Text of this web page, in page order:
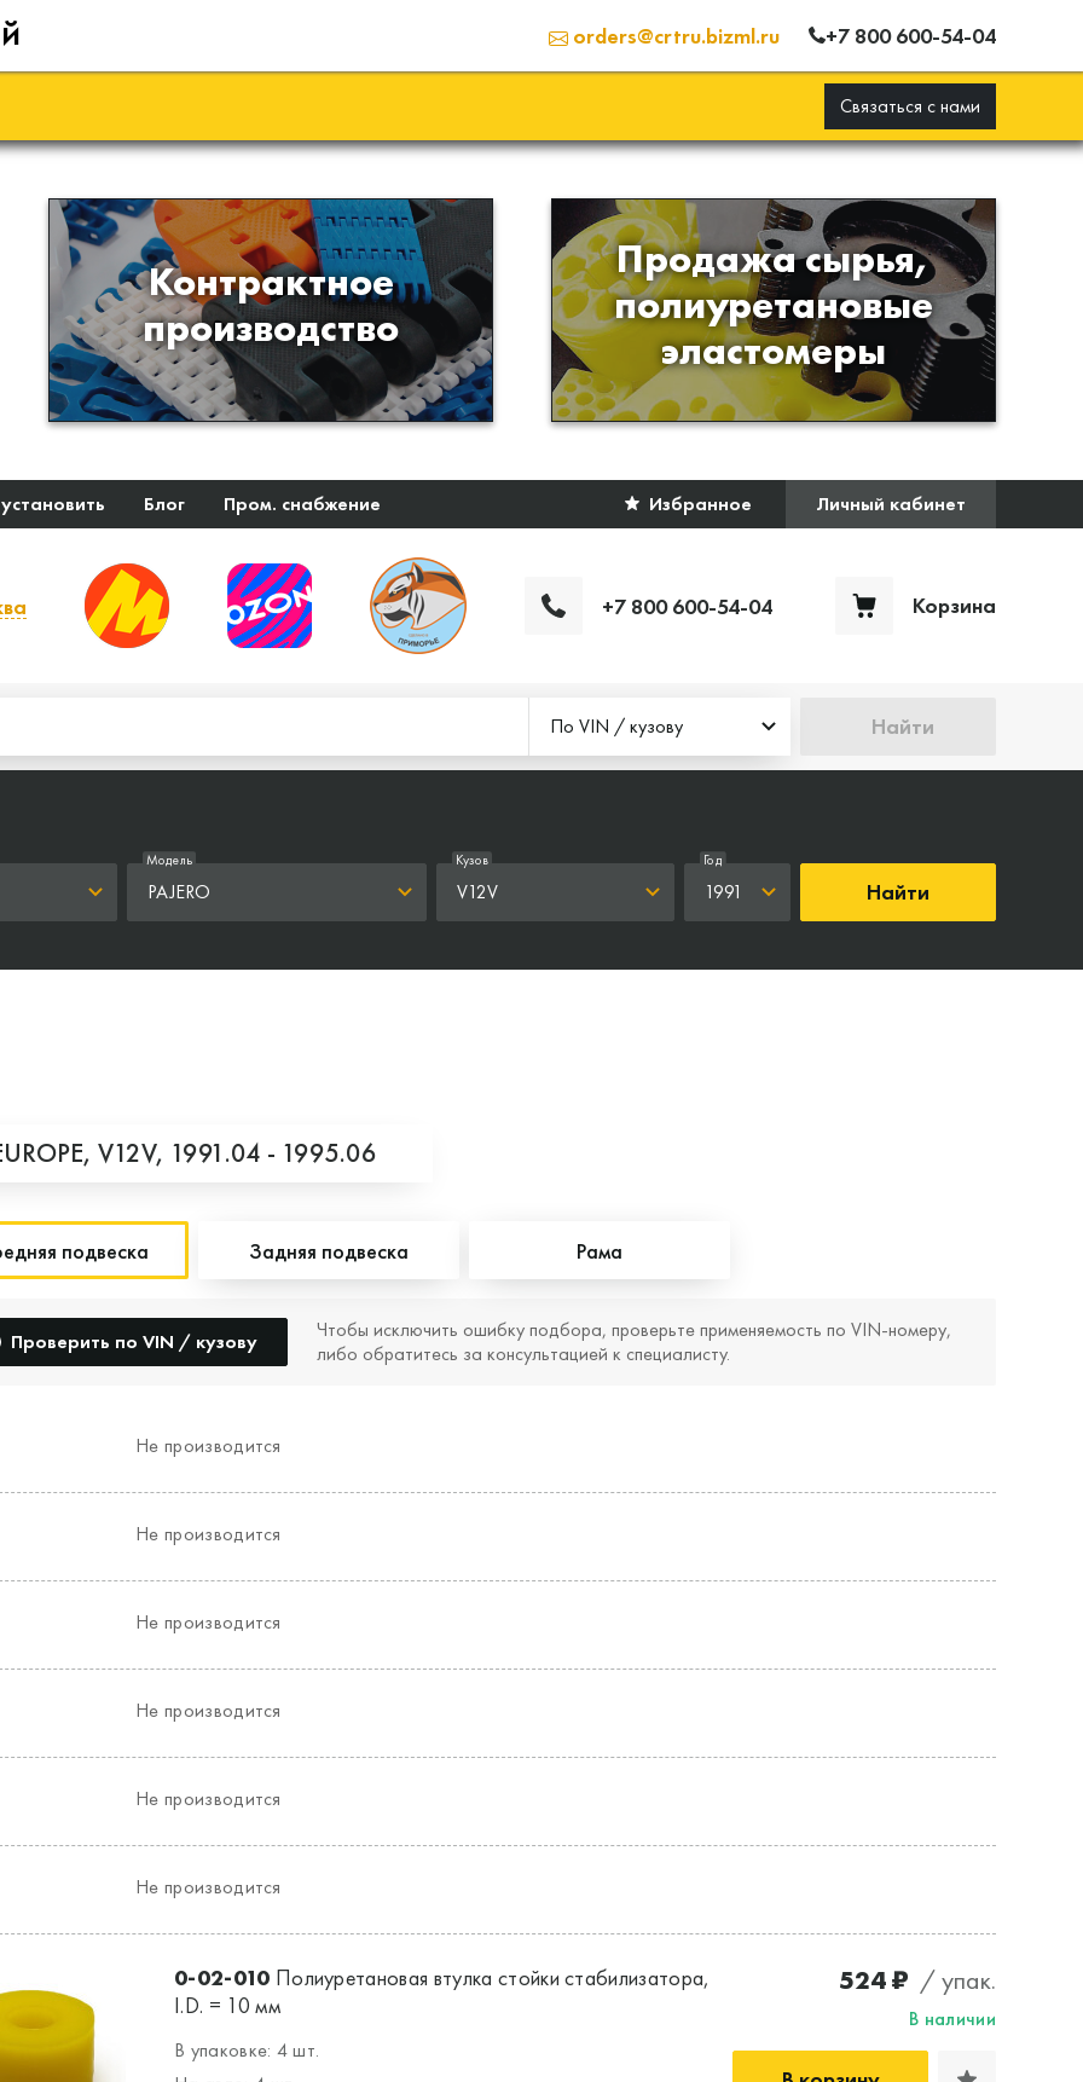
orders@crtru.bizml.ru +7 800 600-54-04
Связаться с нами
Контрактное
производство
Производство изделий из
пластиков и полимеров по
образцам либо чертежам
заказчика
Продажа сырья,
полиуретановые
эластомеры
Продажа сырья для
производства изделий из
полиуретана
Блог Пром. снабжение Избранное Личный кабинет
+7 800 600-54-04 Корзина
По VIN / кузову Найти
PAJERO
Модель
V12V
Кузов
1991
Год
Найти
V12V, 1991.04 - 1995.06
подвеска Задняя подвеска Рама
Проверить по VIN / кузову
Чтобы исключить ошибку подбора, проверьте применяемость по VIN‑номеру,
либо обратитесь за консультацией к специалисту.
Не производится
Не производится
Не производится
Не производится
Не производится
Не производится
0-02-010 Полиуретановая втулка стойки стабилизатора,
I.D. = 10 мм
В упаковке: 4 шт.
524 ₽ / упак.
В наличии